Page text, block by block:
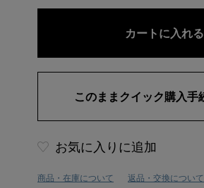
お気に入りに追加
商品・在庫について 返品・交換について